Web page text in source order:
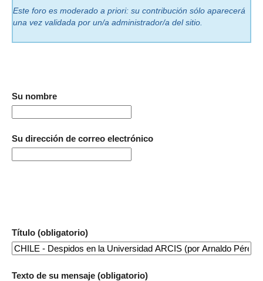
Este foro es moderado a priori: su contribución sólo aparecerá
una vez validada por un/a administrador/a del sitio.
Su nombre
Su dirección de correo electrónico
Título (obligatorio)
Texto de su mensaje (obligatorio)